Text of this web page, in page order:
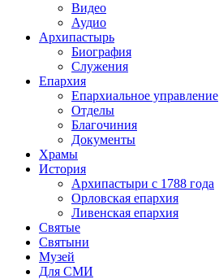
Видео
Аудио
Архипастырь
Биография
Служения
Епархия
Епархиальное управление
Отделы
Благочиния
Документы
Храмы
История
Архипастыри с 1788 года
Орловская епархия
Ливенская епархия
Святые
Святыни
Музей
Для СМИ